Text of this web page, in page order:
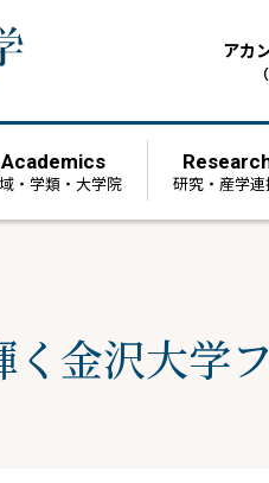
アカ
Academics
・学類・大学院 研究・産学
金沢大学